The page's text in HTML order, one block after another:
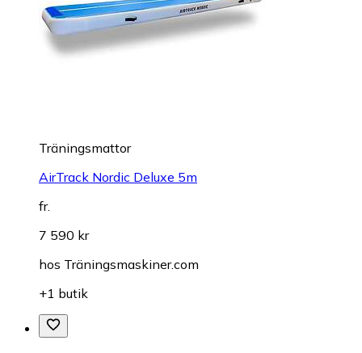
Träningsmattor
AirTrack Nordic Deluxe 5m
fr.
7 590 kr
hos Träningsmaskiner.com
+1 butik